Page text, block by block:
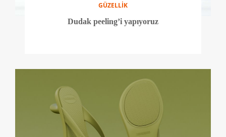
GÜZELLİK
Dudak peeling’i yapıyoruz